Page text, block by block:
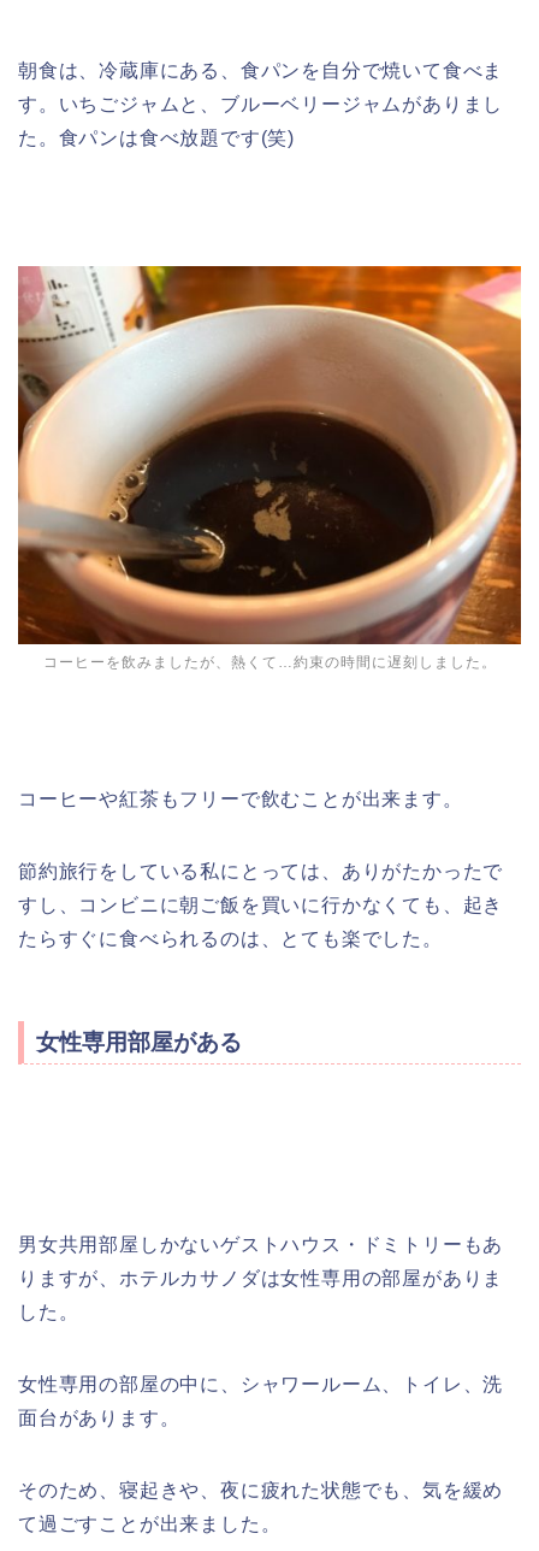
朝食は、冷蔵庫にある、食パンを自分で焼いて食べま
す。いちごジャムと、ブルーベリージャムがありまし
た。食パンは食べ放題です(笑)
コーヒーを飲みましたが、熱くて…約束の時間に遅刻しました。
コーヒーや紅茶もフリーで飲むことが出来ます。
節約旅行をしている私にとっては、ありがたかったで
すし、コンビニに朝ご飯を買いに行かなくても、起き
たらすぐに食べられるのは、とても楽でした。
女性専用部屋がある
男女共用部屋しかないゲストハウス・ドミトリーもあ
りますが、ホテルカサノダは女性専用の部屋がありま
した。
女性専用の部屋の中に、シャワールーム、トイレ、洗
面台があります。
そのため、寝起きや、夜に疲れた状態でも、気を緩め
て過ごすことが出来ました。